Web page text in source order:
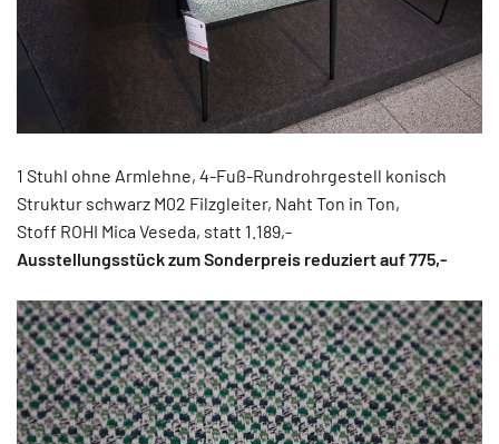
1 Stuhl ohne Armlehne, 4-Fuß-Rundrohrgestell konisch
Struktur schwarz M02 Filzgleiter, Naht Ton in Ton,
Stoff ROHI Mica Veseda, statt 1.189,-
Ausstellungsstück zum Sonderpreis reduziert auf 775,-